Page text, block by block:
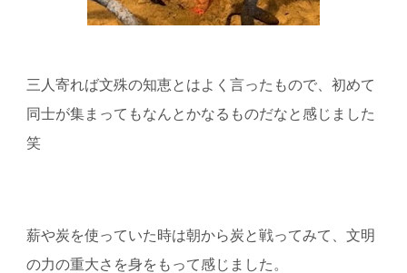
三人寄れば文殊の知恵とはよく言ったもので、初めて
同士が集まってもなんとかなるものだなと感じました
笑
薪や炭を使っていた時は朝から炭と戦ってみて、文明
の力の重大さを身をもって感じました。